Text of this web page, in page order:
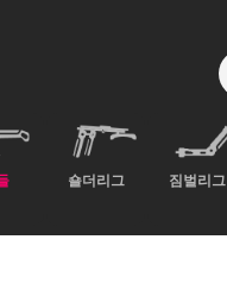
숄더리그 짐벌리그